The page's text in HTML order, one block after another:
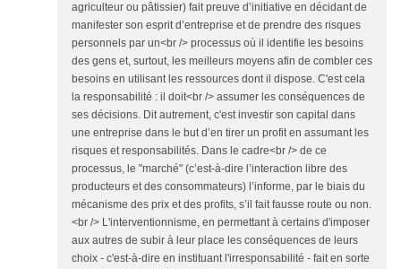
agriculteur ou pâtissier) fait preuve d’initiative en décidant de
manifester son esprit d’entreprise et de prendre des risques
personnels par un<br /> processus où il identifie les besoins
des gens et, surtout, les meilleurs moyens afin de combler ces
besoins en utilisant les ressources dont il dispose. C'est cela
la responsabilité : il doit<br /> assumer les conséquences de
ses décisions. Dit autrement, c'est investir son capital dans
une entreprise dans le but d’en tirer un profit en assumant les
risques et responsabilités. Dans le cadre<br /> de ce
processus, le "marché" (c’est-à-dire l’interaction libre des
producteurs et des consommateurs) l’informe, par le biais du
mécanisme des prix et des profits, s’il fait fausse route ou non.
<br /> L'interventionnisme, en permettant à certains d'imposer
aux autres de subir à leur place les conséquences de leurs
choix - c'est-à-dire en instituant l'irresponsabilité - fait en sorte